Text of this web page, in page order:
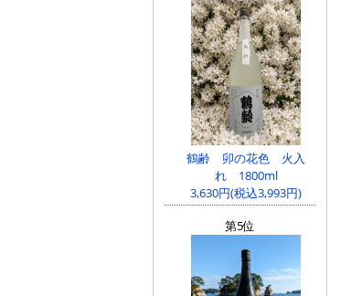
鶴齢 卯の花色 火入
れ 1800ml
3,630円(税込3,993円)
第5位